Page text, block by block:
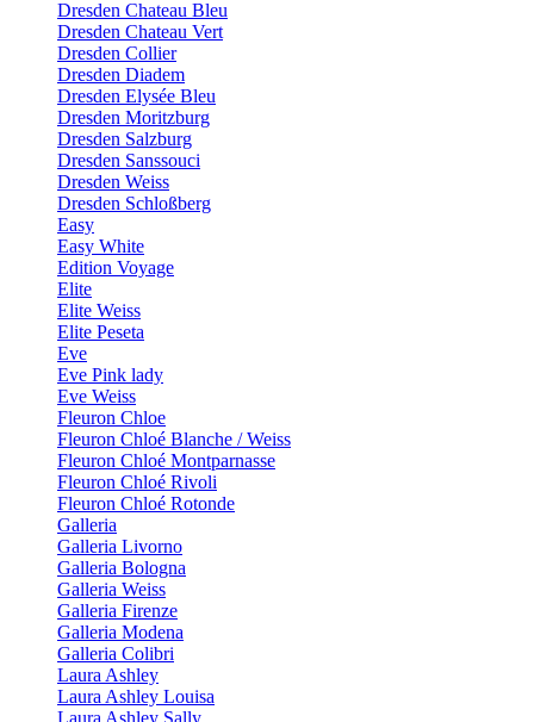
Dresden Chateau Bleu
Dresden Chateau Vert
Dresden Collier
Dresden Diadem
Dresden Elysée Bleu
Dresden Moritzburg
Dresden Salzburg
Dresden Sanssouci
Dresden Weiss
Dresden Schloßberg
Easy
Easy White
Edition Voyage
Elite
Elite Weiss
Elite Peseta
Eve
Eve Pink lady
Eve Weiss
Fleuron Chloe
Fleuron Chloé Blanche / Weiss
Fleuron Chloé Montparnasse
Fleuron Chloé Rivoli
Fleuron Chloé Rotonde
Galleria
Galleria Livorno
Galleria Bologna
Galleria Weiss
Galleria Firenze
Galleria Modena
Galleria Colibri
Laura Ashley
Laura Ashley Louisa
Laura Ashley Sally